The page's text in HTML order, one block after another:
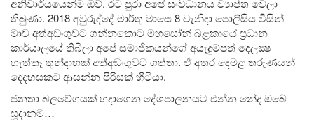
අනිවාර්යයෙන්ම ඔව්. රට පුරා අපේ සංවිධානය ව්‍යාප්ත වෙලා
තිබුණා. 2018 අවුරුද්දේ මාර්තු මාසෙ 8 වැනිදා පොලිසිය විසින්
මාව අත්අඩංගුවට ගන්නකොට මහසෝන් බළකායේ ප‍්‍රධාන
කාර්යාලයේ තිබිලා අපේ සමාජිකයන්ගේ අයැදුම්පත් දෙලක්‍ෂ
හැත්තෑ තුන්දාහක් අත්අඩංගුවට ගත්තා. ඒ අතර දෙමළ තරුණයන්
දෙදහසකට ආසන්න පිරිසක් හිටියා.
ජනතා බලවේගයක් හදාගෙන දේශපාලනයට එන්න නේද ඔබේ
සූදානම…